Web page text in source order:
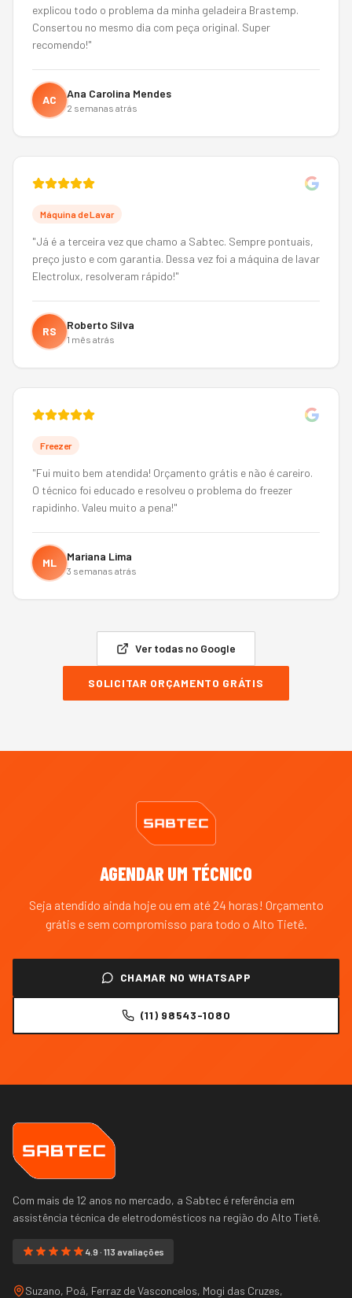
explicou todo o problema da minha geladeira Brastemp.
Consertou no mesmo dia com peça original. Super
recomendo!"
AC Ana Carolina Mendes
2 semanas atrás
Máquina de Lavar
"Já é a terceira vez que chamo a Sabtec. Sempre pontuais,
preço justo e com garantia. Dessa vez foi a máquina de lavar
Electrolux, resolveram rápido!"
RS Roberto Silva
1 mês atrás
Freezer
"Fui muito bem atendida! Orçamento grátis e não é careiro.
O técnico foi educado e resolveu o problema do freezer
rapidinho. Valeu muito a pena!"
ML Mariana Lima
3 semanas atrás
Ver todas no Google
SOLICITAR ORÇAMENTO GRÁTIS
AGENDAR UM TÉCNICO
Seja atendido ainda hoje ou em até 24 horas! Orçamento
grátis e sem compromisso para todo o Alto Tietê.
CHAMAR NO WHATSAPP
(11) 98543-1080
Com mais de 12 anos no mercado, a Sabtec é referência em
assistência técnica de eletrodomésticos na região do Alto Tietê.
4.9 · 113 avaliações
Suzano, Poá, Ferraz de Vasconcelos, Mogi das Cruzes,